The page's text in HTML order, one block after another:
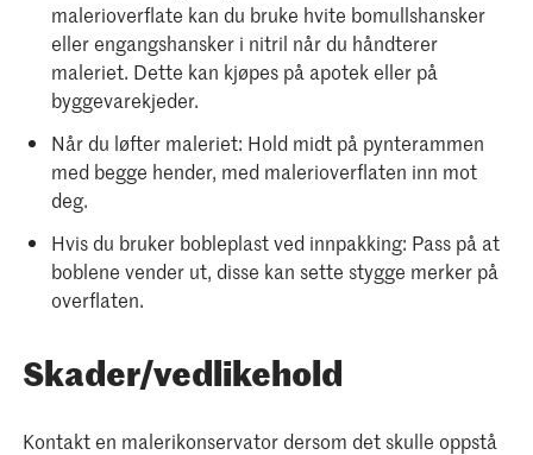
malerioverflate kan du bruke hvite bomullshansker
eller engangshansker i nitril når du håndterer
maleriet. Dette kan kjøpes på apotek eller på
byggevarekjeder.
Når du løfter maleriet: Hold midt på pynterammen
med begge hender, med malerioverflaten inn mot
deg.
Hvis du bruker bobleplast ved innpakking: Pass på at
boblene vender ut, disse kan sette stygge merker på
overflaten.
Skader/vedlikehold
Kontakt en malerikonservator dersom det skulle oppstå